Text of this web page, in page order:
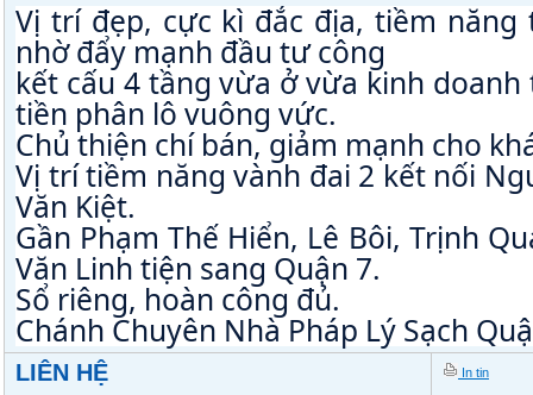
Vị trí đẹp, cực kì đắc địa, tiềm
nhờ đẩy mạnh đầu tư công
kết cấu 4 tầng vừa ở vừa kinh
tiền phân lô vuông vức.
Chủ thiện chí bán, giảm mạnh cho
Vị trí tiềm năng vành đai 2 kết nối
Văn Kiệt.
Gần Phạm Thế Hiển, Lê Bôi, Trịnh
Văn Linh tiện sang Quận 7.
Sổ riêng, hoàn công đủ.
Chánh Chuyên Nhà Pháp Lý Sạch
LIÊN HỆ In tin